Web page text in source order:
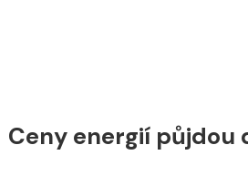
Ceny energií půjdou